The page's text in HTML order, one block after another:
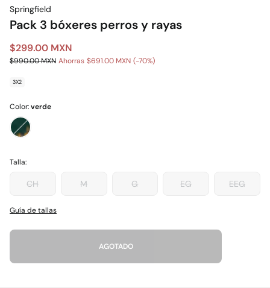
Springfield
Pack 3 bóxeres perros y rayas
$299.00 MXN
$990.00 MXN Ahorras $691.00 MXN 70
3X2
Color:verde
Talla:
CH M G EG EEG
Guía de tallas
AGOTADO